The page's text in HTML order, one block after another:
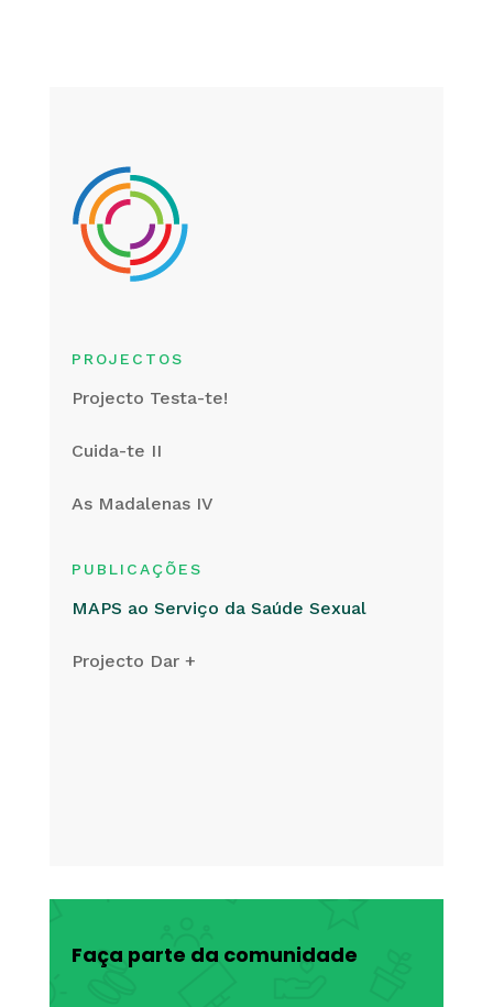
PROJECTOS
Projecto Testa-te!
Cuida-te II
As Madalenas IV
PUBLICAÇÕES
MAPS ao Serviço da Saúde Sexual
Projecto Dar +
Faça parte da comunidade